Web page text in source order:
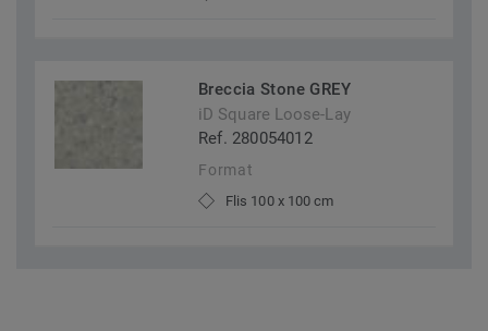
Breccia Stone GREY
iD Square Loose-Lay
Ref. 280054012
Format
Flis 100 x 100 cm